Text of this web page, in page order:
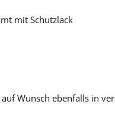
mit Schutzlack
Wunsch ebenfalls in